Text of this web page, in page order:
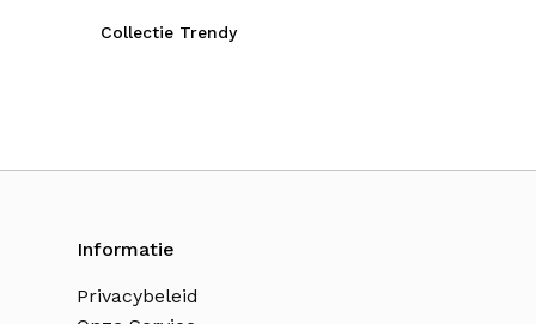
Collectie Trendy
Informatie
Privacybeleid